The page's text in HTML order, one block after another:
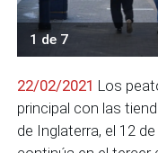
1 de 7
22/02/2021 Los
principal con las
de Inglaterra, el 12